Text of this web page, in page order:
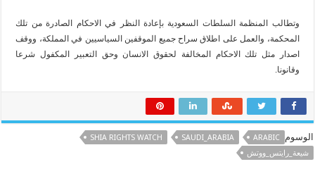
وتطالب المنظمة السلطات السعودية بإعادة النظر في الاحكام الصادرة من تلك
المحكمة، والعمل على اطلاق سراح جميع الموقفين السياسيين في المملكة، ووقف
اصدار مثل تلك الاحكام المخالفة لحقوق الانسان وحق التعبير المكفول شرعا
وقانونا.
الوسوم ARABIC
SAUDI_ARABIA
SHIA RIGHTS WATCH
شيعة_رايتس_ووتش